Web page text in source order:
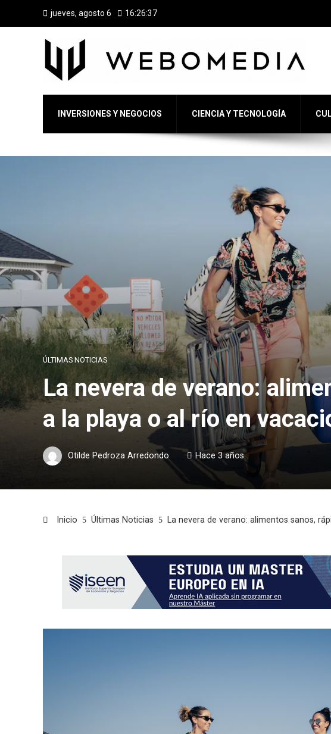
jueves, agosto 6 16:26:38
INVERSIONES Y NEGOCIOS CIENCIA Y TECNOLOGÍA
ÚLTIMAS NOTICIAS
La nevera de verano:
a la playa o al río en
Otilde Pedroza Arredondo Hace 3 años
Inicio Últimas Noticias La nevera de verano: alimentos sanos,